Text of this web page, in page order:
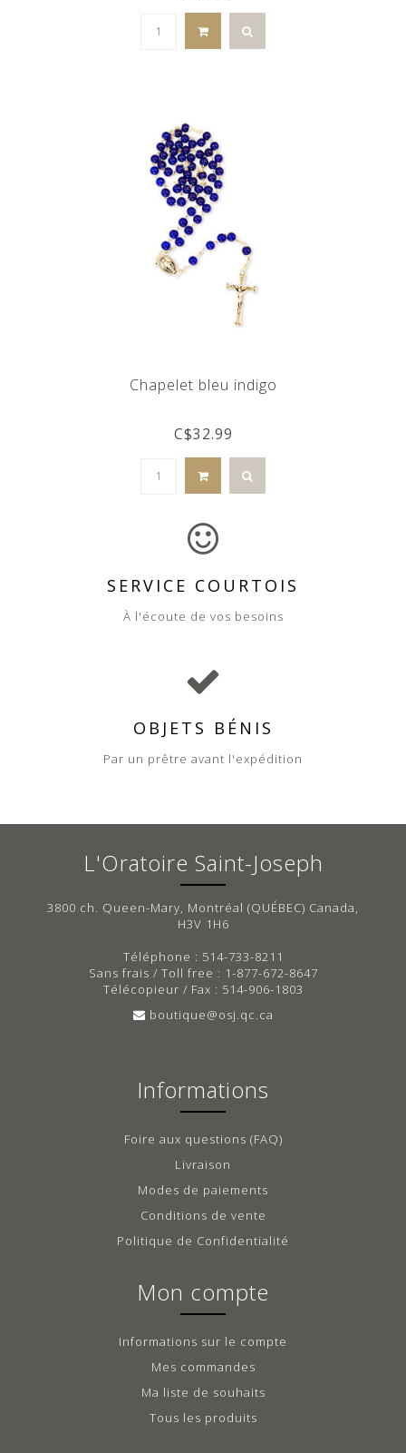
Chapelet bleu indigo
C$32.99
SERVICE COURTOIS
À l'écoute de vos besoins
OBJETS BÉNIS
Par un prêtre avant l'expédition
L'Oratoire Saint-Joseph
3800 ch. Queen-Mary, Montréal (QUÉBEC) Canada,
H3V 1H6
Téléphone : 514-733-8211
Sans frais / Toll free : 1-877-672-8647
Télécopieur / Fax : 514-906-1803
boutique@osj.qc.ca
Informations
Foire aux questions (FAQ)
Livraison
Modes de paiements
Conditions de vente
Politique de Confidentialité
Mon compte
Informations sur le compte
Mes commandes
Ma liste de souhaits
Tous les produits